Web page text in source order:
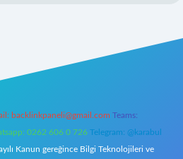
backlinkpaneli@gmail.com Teams:
0262 606 0 726 Telegram: @karabul
Kanun gereğince Bilgi Teknolojileri ve